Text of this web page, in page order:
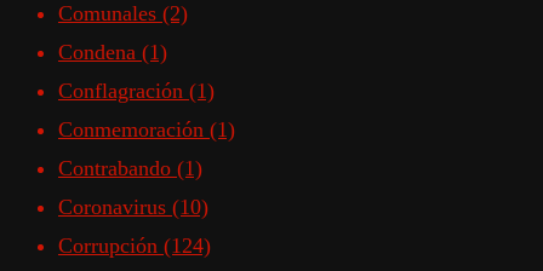
Comunales (2)
Condena (1)
Conflagración (1)
Conmemoración (1)
Contrabando (1)
Coronavirus (10)
Corrupción (124)